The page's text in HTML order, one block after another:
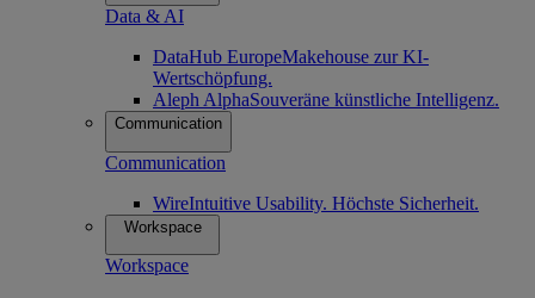
Data & AI
DataHub EuropeMakehouse zur KI-
Wertschöpfung.
Aleph AlphaSouveräne künstliche Intelligenz.
Communication
Communication
WireIntuitive Usability. Höchste Sicherheit.
Workspace
Workspace